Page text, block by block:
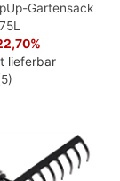
Gartensack
lieferbar